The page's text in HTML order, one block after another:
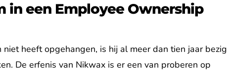
een Employee Ownership
heeft opgehangen, is hij al meer dan tien jaar bezig
De erfenis van Nikwax is er een van proberen op